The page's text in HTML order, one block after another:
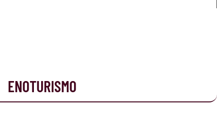
ENOTURISMO